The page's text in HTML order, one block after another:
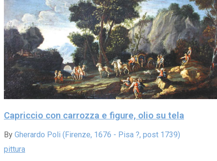
Capriccio con carrozza e figure, olio su tela
By Gherardo Poli (Firenze, 1676 - Pisa ?, post 1739)
pittura